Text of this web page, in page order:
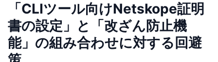
「CLIツール向けNetskope証明
書の設定」と「改ざん防止機
能」の組み合わせに対する回避